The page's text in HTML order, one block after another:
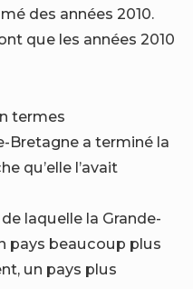
des années 2010.
que les années 2010
termes
Bretagne a terminé la
qu’elle l’avait
laquelle la Grande-
pays beaucoup plus
un pays plus